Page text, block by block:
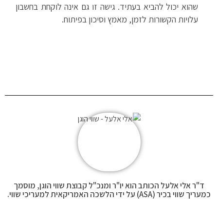
שהוא יכול להביא בעתיד. גישה זו גם אינה לוקחת בחשבון
עלויות הקשורות לזמן, מאמץ וסיכון בפיתוח.
ד"ר אלי אלעל הכותב הוא יו"ר ומנכ"ל קבוצת שווי הוגן, מוסמך
כמעריך שווי בכיר (ASA) על ידי הלשכה האמריקאית למעריכי שווי.